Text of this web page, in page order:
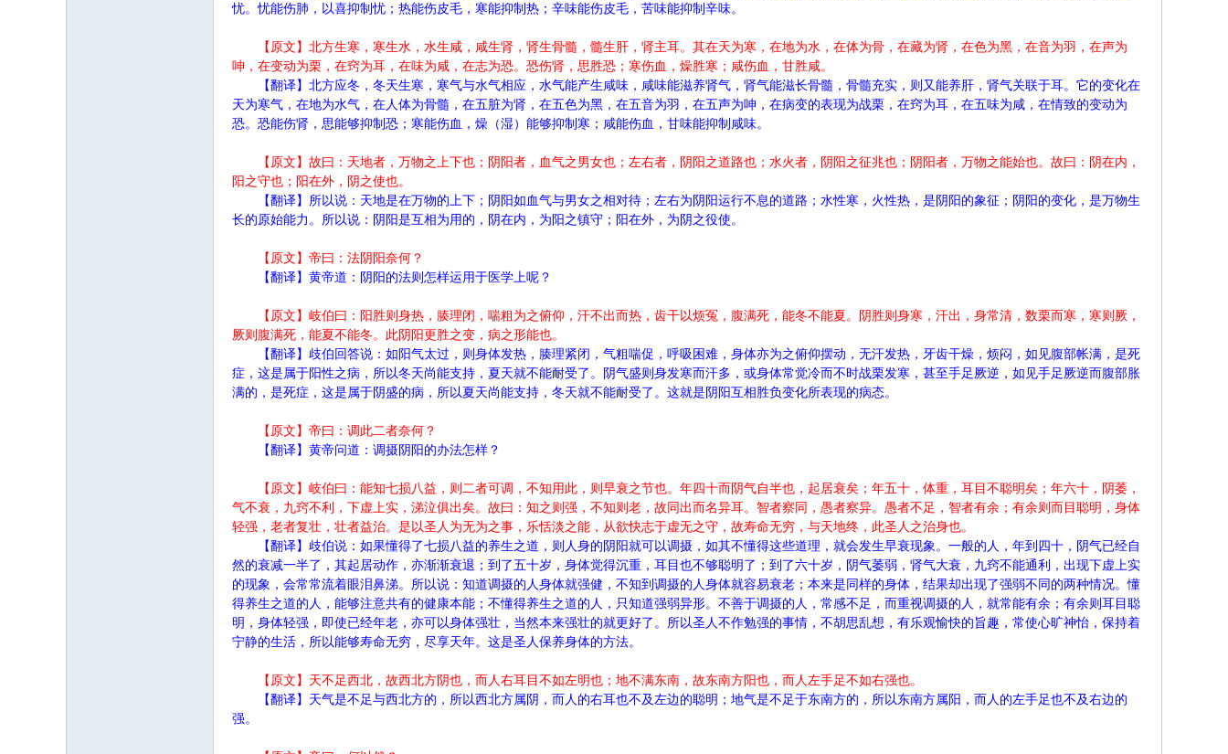
忧。忧能伤肺，以喜抑制忧；热能伤皮毛，寒能抑制热；辛味能伤皮毛，苦味能抑制辛味。
【原文】北方生寒，寒生水，水生咸，咸生肾，肾生骨髓，髓生肝，肾主耳。其在天为寒，在地为水，在体为骨，在藏为肾，在色为黑，在音为羽，在声为
呻，在变动为栗，在窍为耳，在味为咸，在志为恐。恐伤肾，思胜恐；寒伤血，燥胜寒；咸伤血，甘胜咸。
【翻译】北方应冬，冬天生寒，寒气与水气相应，水气能产生咸味，咸味能滋养肾气，肾气能滋长骨髓，骨髓充实，则又能养肝，肾气关联于耳。它的变化在
天为寒气，在地为水气，在人体为骨髓，在五脏为肾，在五色为黑，在五音为羽，在五声为呻，在病变的表现为战栗，在窍为耳，在五味为咸，在情致的变动为
恐。恐能伤肾，思能够抑制恐；寒能伤血，燥（湿）能够抑制寒；咸能伤血，甘味能抑制咸味。
【原文】故曰：天地者，万物之上下也；阴阳者，血气之男女也；左右者，阴阳之道路也；水火者，阴阳之征兆也；阴阳者，万物之能始也。故曰：阴在内，
阳之守也；阳在外，阴之使也。
【翻译】所以说：天地是在万物的上下；阴阳如血气与男女之相对待；左右为阴阳运行不息的道路；水性寒，火性热，是阴阳的象征；阴阳的变化，是万物生
长的原始能力。所以说：阴阳是互相为用的，阴在内，为阳之镇守；阳在外，为阴之役使。
【原文】帝曰：法阴阳奈何？
【翻译】黄帝道：阴阳的法则怎样运用于医学上呢？
【原文】岐伯曰：阳胜则身热，腠理闭，喘粗为之俯仰，汗不出而热，齿干以烦冤，腹满死，能冬不能夏。阴胜则身寒，汗出，身常清，数栗而寒，寒则厥，
厥则腹满死，能夏不能冬。此阴阳更胜之变，病之形能也。
【翻译】歧伯回答说：如阳气太过，则身体发热，腠理紧闭，气粗喘促，呼吸困难，身体亦为之俯仰摆动，无汗发热，牙齿干燥，烦闷，如见腹部帐满，是死
症，这是属于阳性之病，所以冬天尚能支持，夏天就不能耐受了。阴气盛则身发寒而汗多，或身体常觉冷而不时战栗发寒，甚至手足厥逆，如见手足厥逆而腹部胀
满的，是死症，这是属于阴盛的病，所以夏天尚能支持，冬天就不能耐受了。这就是阴阳互相胜负变化所表现的病态。
【原文】帝曰：调此二者奈何？
【翻译】黄帝问道：调摄阴阳的办法怎样？
【原文】岐伯曰：能知七损八益，则二者可调，不知用此，则早衰之节也。年四十而阴气自半也，起居衰矣；年五十，体重，耳目不聪明矣；年六十，阴萎，
气不衰，九窍不利，下虚上实，涕泣俱出矣。故曰：知之则强，不知则老，故同出而名异耳。智者察同，愚者察异。愚者不足，智者有余；有余则而目聪明，身体
轻强，老者复壮，壮者益治。是以圣人为无为之事，乐恬淡之能，从欲快志于虚无之守，故寿命无穷，与天地终，此圣人之治身也。
【翻译】歧伯说：如果懂得了七损八益的养生之道，则人身的阴阳就可以调摄，如其不懂得这些道理，就会发生早衰现象。一般的人，年到四十，阴气已经自
然的衰减一半了，其起居动作，亦渐渐衰退；到了五十岁，身体觉得沉重，耳目也不够聪明了；到了六十岁，阴气萎弱，肾气大衰，九窍不能通利，出现下虚上实
的现象，会常常流着眼泪鼻涕。所以说：知道调摄的人身体就强健，不知到调摄的人身体就容易衰老；本来是同样的身体，结果却出现了强弱不同的两种情况。懂
得养生之道的人，能够注意共有的健康本能；不懂得养生之道的人，只知道强弱异形。不善于调摄的人，常感不足，而重视调摄的人，就常能有余；有余则耳目聪
明，身体轻强，即使已经年老，亦可以身体强壮，当然本来强壮的就更好了。所以圣人不作勉强的事情，不胡思乱想，有乐观愉快的旨趣，常使心旷神怡，保持着
宁静的生活，所以能够寿命无穷，尽享天年。这是圣人保养身体的方法。
【原文】天不足西北，故西北方阴也，而人右耳目不如左明也；地不满东南，故东南方阳也，而人左手足不如右强也。
【翻译】天气是不足与西北方的，所以西北方属阴，而人的右耳也不及左边的聪明；地气是不足于东南方的，所以东南方属阳，而人的左手足也不及右边的
强。